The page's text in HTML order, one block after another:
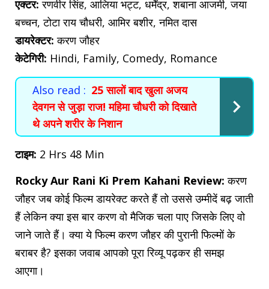
एक्टर: रणवीर सिंह, आलिया भट्ट, धर्मेंद्र, शबाना आजमी, जया
बच्चन, टोटा राय चौधरी, आमिर बशीर, नमित दास
डायरेक्टर: करण जौहर
केटेगिरी: Hindi, Family, Comedy, Romance
Also read : 25 सालों बाद खुला अजय
देवगन से जुड़ा राज! महिमा चौधरी को दिखाते
थे अपने शरीर के निशान
टाइम: 2 Hrs 48 Min
Rocky Aur Rani Ki Prem Kahani Review: करण
जौहर जब कोई फिल्म डायरेक्ट करते हैं तो उससे उम्मीदें बढ़ जाती
हैं लेकिन क्या इस बार करण वो मैजिक चला पाए जिसके लिए वो
जाने जाते हैं। क्या ये फिल्म करण जौहर की पुरानी फिल्मों के
बराबर है? इसका जवाब आपको पूरा रिव्यू पढ़कर ही समझ
आएगा।